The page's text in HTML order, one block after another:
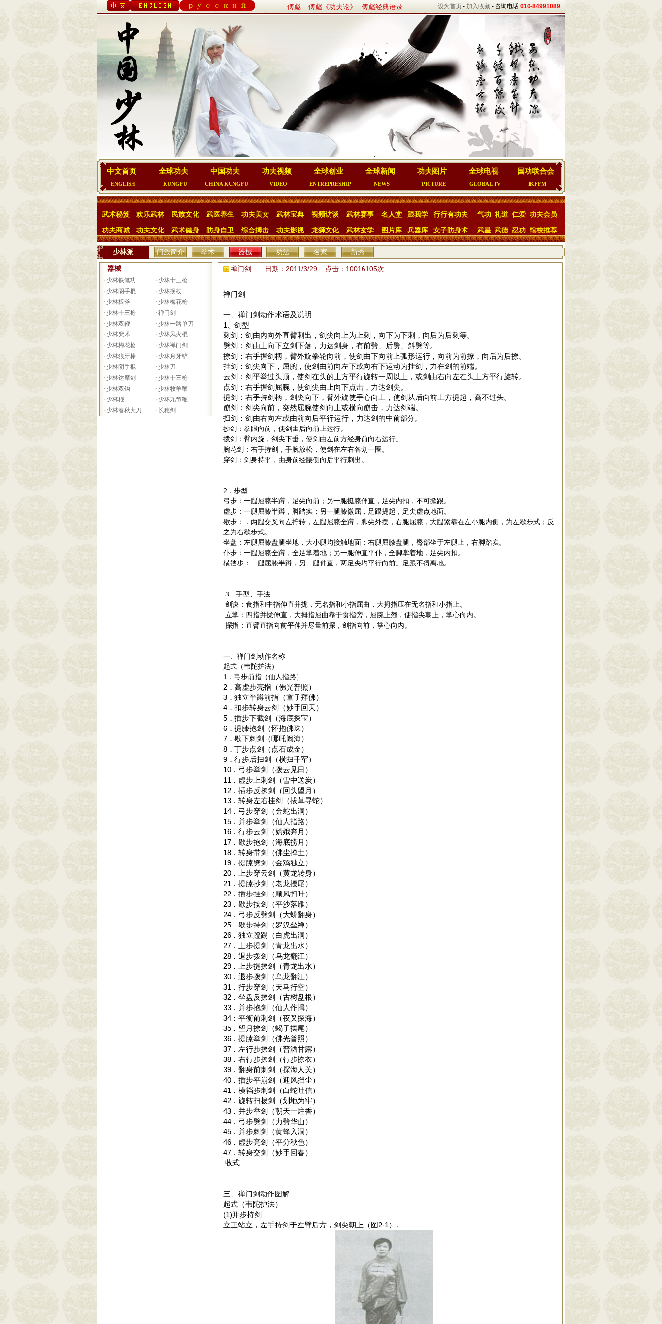
·傅彪 ·傅彪《功夫论》 ·傅彪经典语录 设为首页 - 加入收藏 - 咨询电话 010-84991089
中文首页
ENGLISH
全球功夫
KUNGFU
中国功夫
CHINA KUNGFU
功夫视频
VIDEO
全球创业
ENTREPRESHIP
全球新闻
NEWS
功夫图片
PICTURE
全球电视
GLOBAL TV
国功联合会
IKFFM
武术秘笈 欢乐武林 民族文化 武医养生 功夫美女 武林宝典 视频访谈 武林赛事 名人堂 跟我学 行行有功夫 气功 礼道 仁爱 功夫会员
功夫商城 功夫文化 武术健身 防身自卫 综合搏击 功夫影视 龙狮文化 武林玄学 图片库 兵器库 女子防身术 武星 武德 忍功 馆校推荐
少林派 门派简介 拳术 器械 功法 名家 新秀
器械
· 少林铁笔功 · 少林十三枪
· 少林阴手棍 · 少林拐杖
· 少林板斧 · 少林梅花枪
· 少林十三枪 ·禅门剑
· 少林双鞭 · 少林一路单刀
· 少林凳术 · 少林风火棍
· 少林梅花枪 · 少林禅门剑
· 少林狼牙棒 · 少林月牙铲
· 少林阴手棍 · 少林刀
· 少林达摩剑 · 少林十三枪
· 少林双钩 · 少林牧羊鞭
· 少林棍 · 少林九节鞭
· 少林春秋大刀 ·长穗剑
禅门剑 日期：2011/3/29 点击：10016105次
禅门剑
一、禅门剑动作术语及说明
1 、剑型
刺剑：剑由内向外直臂刺出，剑尖向上为上刺，向下为下刺，向后为后刺等。
劈剑：剑由上向下立剑下落，力达剑身，有前劈、后劈、斜劈等。
撩剑：右手握剑柄，臂外旋拳轮向前，使剑由下向前上弧形运行，向前为前撩，向后为后撩。
挂剑：剑尖向下，屈腕，使剑由前向左下或向右下运动为挂剑，力在剑的前端。
云剑：剑平举过头顶，使剑在头的上方平行旋转一周以上，或剑由右向左在头上方平行旋转。
点剑：右手握剑屈腕，使剑尖由上向下点击，力达剑尖。
提剑：右手持剑柄，剑尖向下，臂外旋使手心向上，使剑从后向前上方提起，高不过头。
崩剑：剑尖向前，突然屈腕使剑向上或横向崩击，力达剑端。
扫剑：剑由右向左或由前向后平行运行，力达剑的中前部分。
抄剑：拳眼向前，使剑由后向前上运行。
拨剑：臂内旋，剑尖下垂，使剑由左前方经身前向右运行。
腕花剑：右手持剑，手腕放松，使剑在左右各划一圈。
穿剑：剑身持平，由身前经腰侧向后平行刺出。
2 ．步型
弓步：一腿屈膝半蹲，足尖向前；另一腿挺膝伸直，足尖内扣，不可掀跟。
虚步：一腿屈膝半蹲，脚踏实；另一腿膝微屈，足跟提起，足尖虚点地面。
歇步：．两腿交叉向左拧转，左腿屈膝全蹲，脚尖外摆，右腿屈膝，大腿紧靠在左小腿内侧，为左歇步式；反
之为右歇步式。
坐盘：左腿屈膝盘腿坐地，大小腿均接触地面；右腿屈膝盘腿，臀部坐于左腿上，右脚踏实。
仆步：一腿屈膝全蹲，全足掌着地；另一腿伸直平仆，全脚掌着地，足尖内扣。
横裆步：一腿屈膝半蹲，另一腿伸直，两足尖均平行向前。足跟不得离地。
3 ．手型、手法
剑诀：食指和中指伸直并拢，无名指和小指屈曲，大拇指压在无名指和小指上。
立掌：四指并拢伸直，大拇指屈曲靠于食指旁，屈腕上翘，使指尖朝上，掌心向内。
探指：直臂直指向前平伸并尽量前探，剑指向前，掌心向内。
一、 禅门剑动作名称
起式（韦陀护法）
1 ．弓步前指（仙人指路）
2 ．高虚步亮指（佛光普照）
3 ．独立半蹲前指（童子拜佛）
4 ．扣步转身云剑（妙手回天）
5 ．插步下截剑（海底探宝）
6 ．提膝抱剑（怀抱佛珠）
7 ．歇下刺剑（哪吒闹海）
8 ．丁步点剑（点石成金）
9 ．行步后扫剑（横扫千军）
10 ．弓步举剑（拨云见日）
11 ．虚步上刺剑（雪中送炭）
12 ．插步反撩剑（回头望月）
13 ．转身左右挂剑（拔草寻蛇）
14 ．弓步穿剑（金蛇出洞）
15 ．并步举剑（仙人指路）
16 ．行步云剑（嫦娥奔月）
17 ．歇步抱剑（海底捞月）
18 ．转身带剑（佛尘掸土）
19 ．提膝劈剑（金鸡独立）
20 ．上步穿云剑（黄龙转身）
21 ．提膝抄剑（老龙摆尾）
22 ．插步挂剑（顺风扫叶）
23 ．歇步按剑（平沙落雁）
24 ．弓步反劈剑（大蟒翻身）
25 ．歇步持剑（罗汉坐禅）
26 ．独立蹬踢（白虎出洞）
27 ．上步提剑（青龙出水）
28 ．退步拨剑（乌龙翻江）
29 ．上步提撩剑（青龙出水）
30 ．退步拨剑（乌龙翻江）
31 ．行步穿剑（天马行空）
32 ．坐盘反撩剑（古树盘根）
33 ．并步抱剑（仙人作揖）
34 ：平衡前刺剑（夜叉探海）
35 ．望月撩剑（蝎子摆尾）
36 ．提膝举剑（佛光普照）
37 ．左行步撩剑（普洒甘露）
38 ．右行步撩剑（行步撩衣）
39 ．翻身前刺剑（探海人关）
40 ．插步平崩剑（迎风挡尘）
41 ．横裆步刺剑（白蛇吐信）
42 ．旋转扫拨剑（划地为牢）
43 ．并步举剑（朝天一炷香）
44 ．弓步劈剑（力劈华山）
45 ．并步刺剑（黄蜂入洞）
46 ．虚步亮剑（平分秋色）
47 ．转身交剑（妙手回春）
收式
三、禅门剑动作图解
起式（韦陀护法）
(1)并步持剑
立正站立，左手持剑于左臂后方，剑尖朝上（图2-1）。